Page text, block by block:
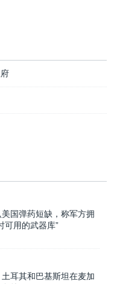
国弹药短缺，称军方拥
可用的武器库”
耳其和巴基斯坦在麦加